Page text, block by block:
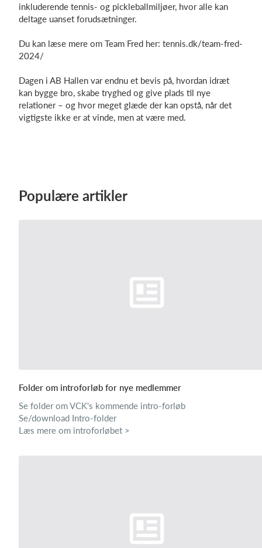
inkluderende tennis- og pickleballmiljøer, hvor alle kan
deltage uanset forudsætninger.
Du kan læse mere om Team Fred her: tennis.dk/team-fred-
2024/
Dagen i AB Hallen var endnu et bevis på, hvordan idræt
kan bygge bro, skabe tryghed og give plads til nye
relationer – og hvor meget glæde der kan opstå, når det
vigtigste ikke er at vinde, men at være med.
Populære artikler
Folder om introforløb for nye medlemmer
Se folder om VCK's kommende intro-forløb
Se/download Intro-folder
Læs mere om introforløbet >